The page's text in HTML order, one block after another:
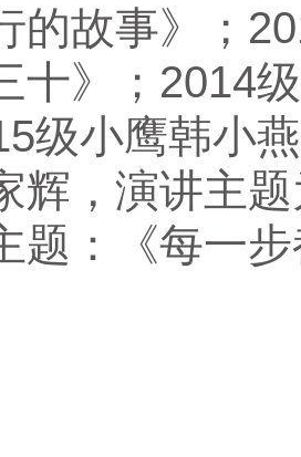
的故事》；
十》；2014
级小鹰韩小
辉，演讲主
题：《每一